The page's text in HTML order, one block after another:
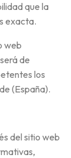
que la
exacta.
web
de
los
(España).
del sitio web